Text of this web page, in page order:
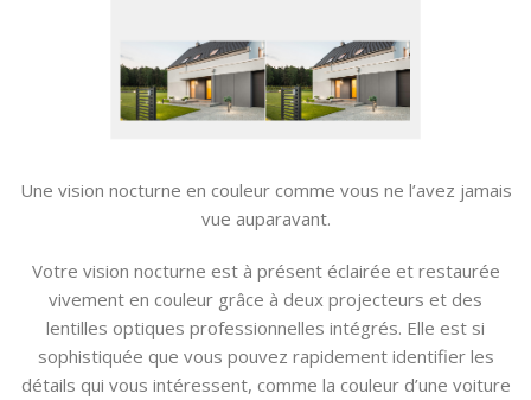
Une vision nocturne en couleur comme vous ne l’avez jamais
vue auparavant.
Votre vision nocturne est à présent éclairée et restaurée
vivement en couleur grâce à deux projecteurs et des
lentilles optiques professionnelles intégrés. Elle est si
sophistiquée que vous pouvez rapidement identifier les
détails qui vous intéressent, comme la couleur d’une voiture